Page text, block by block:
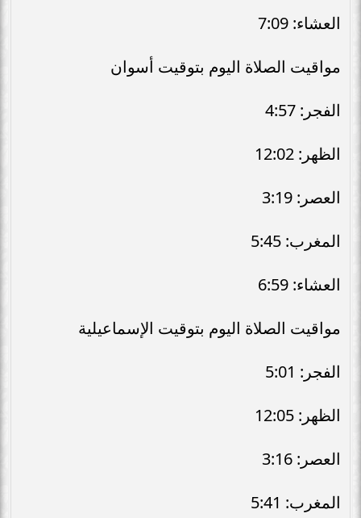
العشاء: 7:09
مواقيت الصلاة اليوم بتوقيت أسوان
الفجر: 4:57
الظهر: 12:02
العصر: 3:19
المغرب: 5:45
العشاء: 6:59
مواقيت الصلاة اليوم بتوقيت الإسماعيلية
الفجر: 5:01
الظهر: 12:05
العصر: 3:16
المغرب: 5:41